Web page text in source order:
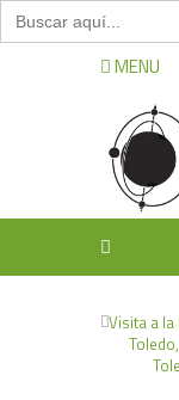
Buscar:
MENU
Visita a la